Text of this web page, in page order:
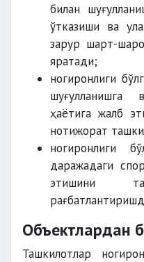
билан
ўтказиши ва
зарур шарт-
яратади;
ногиронлиги
шуғулланишга
ҳаётига жалб
нотижорат
ногиронлиги
даражадаги
этишини
Объектлардан
Ташкилотлар